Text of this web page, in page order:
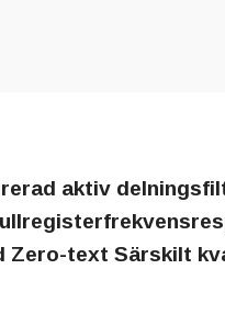
aktiv
Zero-text Särskilt